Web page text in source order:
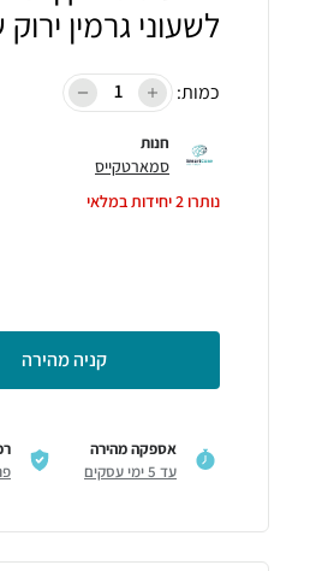
לשעוני גרמין
כמות:
חנות
סמארטקייס
נותרו2יחידות במלאי
קניה מהירה
אספקה מהירה
עד 5 ימי עסקים